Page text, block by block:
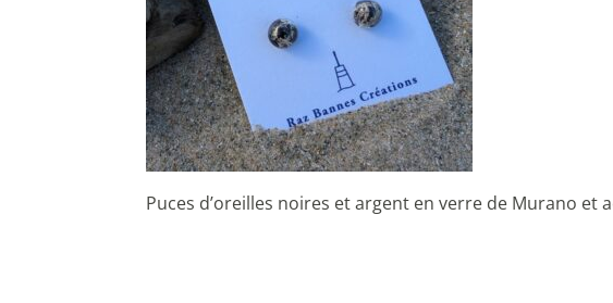
Puces d’oreilles noires et argent en verre de Murano et